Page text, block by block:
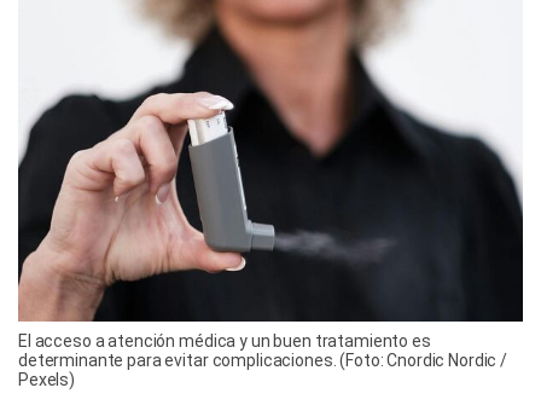
El acceso a atención médica y un buen tratamiento es
determinante para evitar complicaciones. (Foto: Cnordic Nordic /
Pexels)